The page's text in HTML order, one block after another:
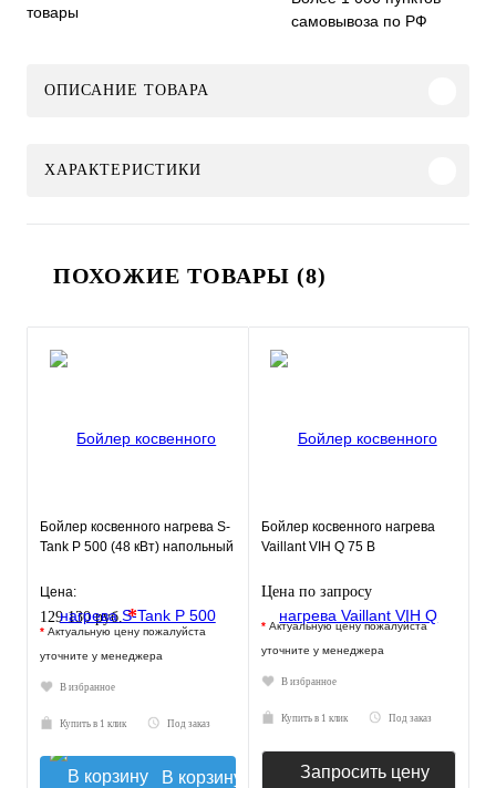
товары
самовывоза по РФ
ОПИСАНИЕ ТОВАРА
ХАРАКТЕРИСТИКИ
ПОХОЖИЕ ТОВАРЫ (8)
Бойлер косвенного нагрева S-
Tank P 500 (48 кВт) напольный
Цена:
129 130 руб.*
* Актуальную цену пожалуйста
уточните у менеджера
В избранное
Купить в 1 клик Под заказ
В корзину
Бойлер косвенного нагрева
Vaillant VIH Q 75 B
Цена по запросу
* Актуальную цену пожалуйста
уточните у менеджера
В избранное
Купить в 1 клик Под заказ
Запросить цену